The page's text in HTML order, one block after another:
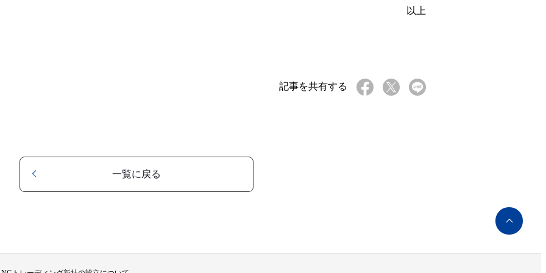
以上
記事を共有する
一覧に戻る
ペ
ー
ト